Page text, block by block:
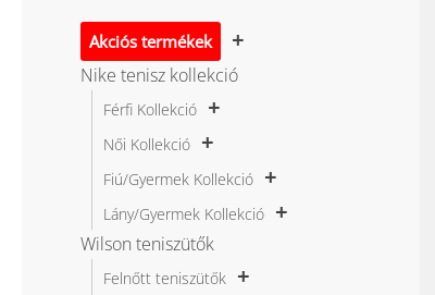
Akciós termékek
Nike tenisz kollekció
Férfi Kollekció
Női Kollekció
Fiú/Gyermek Kollekció
Lány/Gyermek Kollekció
Wilson teniszütők
Felnőtt teniszütők